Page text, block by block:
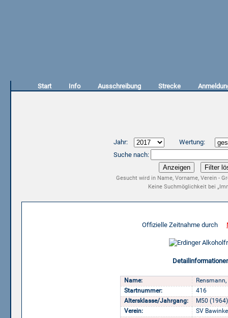
Start Info Ausschreibung Strecke
Jahr:
Wertung:
Suche nach:
Gesucht wird in Name, Vorname, Verein -
Keine Suchmöglichkeit bei
Offizielle Zeitnahme durch
Name:
Startnummer:
416
Altersklasse/Jahrgang:
M50 (1964)
Verein:
SV